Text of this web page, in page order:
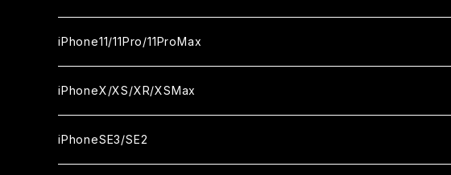
セラミックフィルム
ガラスフィルム
セラミックフィルム
セラミックフィルム
ガラスフィルム
セラミックフィルム
iPhone15ProMax
ガラスフィルム
セラミックフィルム
セラミックフィルム
ガラスフィルム
セラミックフィルム
iPhone14Plus
ガラスフィルム
セラミックフィルム
iPhone14ProMax
ガラスフィルム
ガラスフィルム
セラミックフィルム
iPhone13mini
ガラスフィルム
セラミックフィルム
iPhone13ProMax
ガラスフィルム
iPhone12/12Pro
ガラスフィルム
セラミックフィルム
iPhone12mini
ガラスフィルム
iPhone12ProMax
iPhone11/11Pro/11ProMax
iPhone11
ガラスフィルム
iPhone11Pro
iPhoneX/XS/XR/XSMax
iPhoneX
iPhoneSE3/SE2